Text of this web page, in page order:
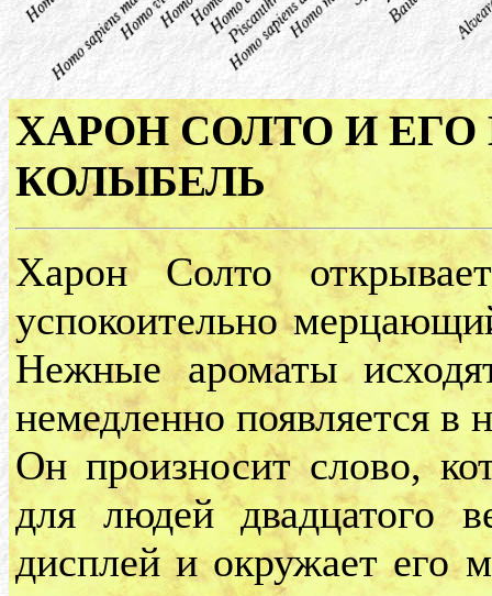
ХАРОН СОЛТО И
КОЛЫБЕЛЬ
Харон Солто
успокоительно
Нежные ароматы
немедленно появляется в
Он произносит слово,
для людей двадцатого
дисплей и окружает его